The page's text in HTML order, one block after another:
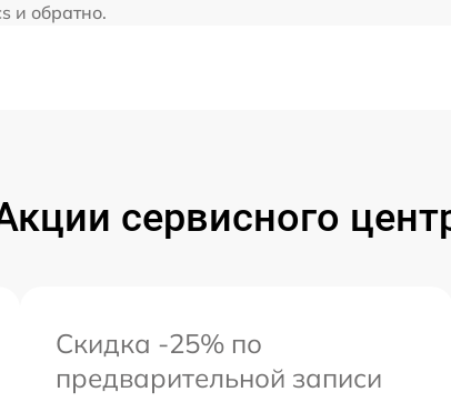
и обратно.
сервисного
Скидка -25% по
предварительной записи